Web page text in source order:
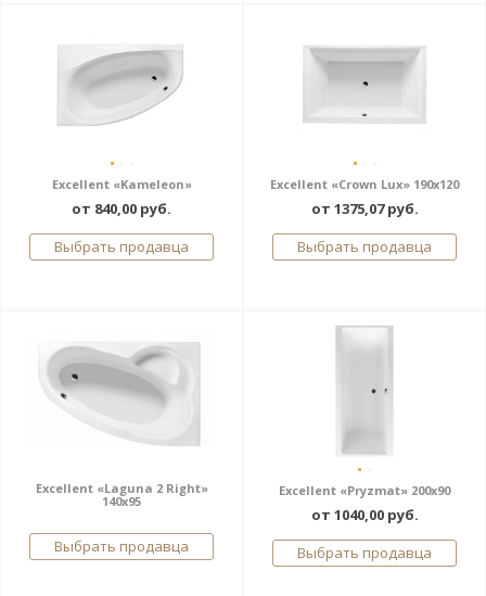
Excellent «Kameleon»
от 840,00 руб.
Выбрать продавца
Excellent «Crown Lux» 190x120
от 1375,07 руб.
Выбрать продавца
Excellent «Laguna 2 Right»
140x95
Выбрать продавца
Excellent «Pryzmat» 200х90
от 1040,00 руб.
Выбрать продавца